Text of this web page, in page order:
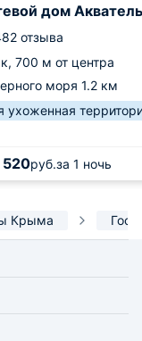
дом Акватель
отзыва
700 м от центра
моря 1.2 км
ухоженная
520руб.за 1 ночь
Крыма